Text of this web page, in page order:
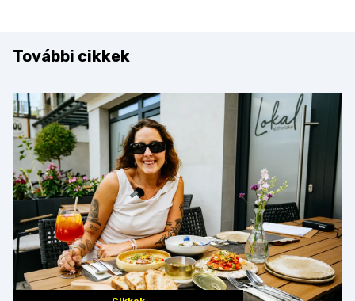
További cikkek